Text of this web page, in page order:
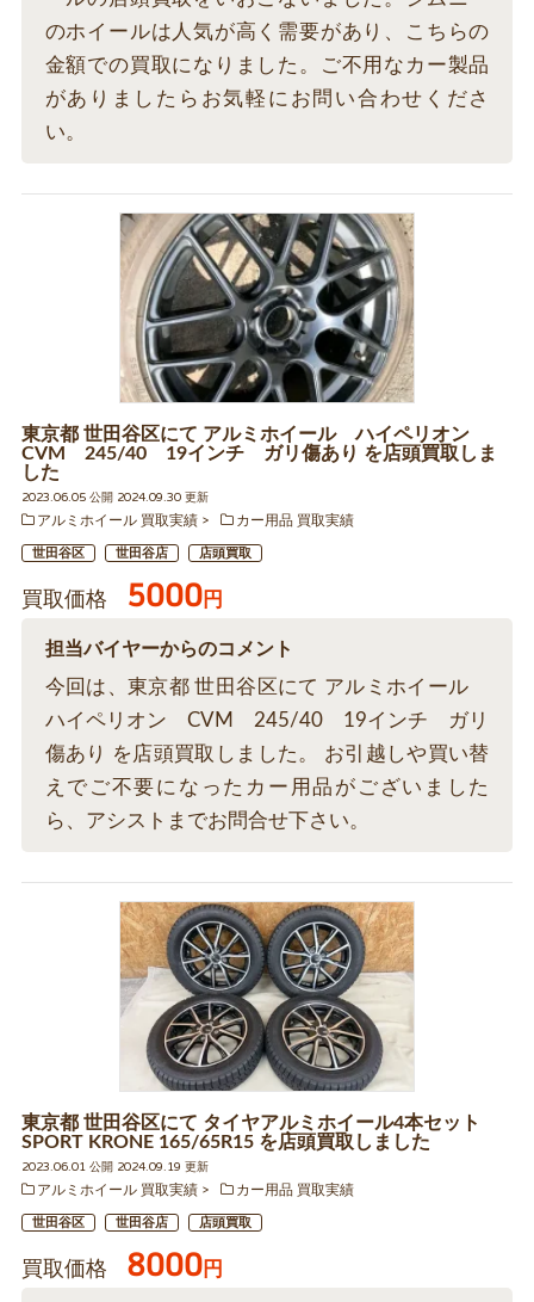
のホイールは人気が高く需要があり、こちらの
金額での買取になりました。ご不用なカー製品
がありましたらお気軽にお問い合わせくださ
い。
東京都 世田谷区にて アルミホイール ハイペリオン
CVM 245/40 19インチ ガリ傷あり を店頭買取しま
した
2023.06.05 公開 2024.09.30 更新
アルミホイール 買取実績
カー用品 買取実績
世田谷区 世田谷店 店頭買取
買取価格 5000円
担当バイヤーからのコメント
今回は、東京都 世田谷区にて アルミホイール
ハイペリオン CVM 245/40 19インチ ガリ
傷あり を店頭買取しました。 お引越しや買い替
えでご不要になったカー用品がございました
ら、アシストまでお問合せ下さい。
東京都 世田谷区にて タイヤアルミホイール4本セット
SPORT KRONE 165/65R15 を店頭買取しました
2023.06.01 公開 2024.09.19 更新
アルミホイール 買取実績
カー用品 買取実績
世田谷区 世田谷店 店頭買取
買取価格 8000円